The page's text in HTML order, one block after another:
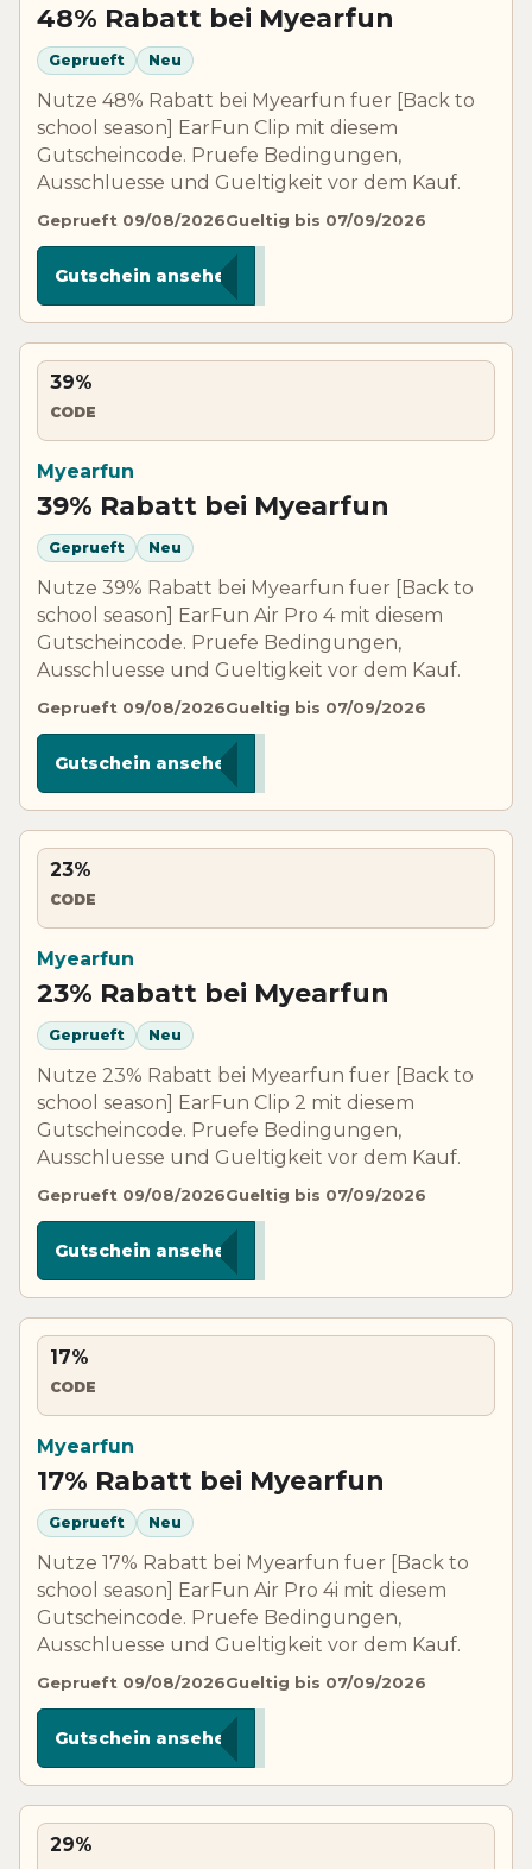
48% Rabatt bei Myearfun
Geprueft Neu
Nutze 48% Rabatt bei Myearfun fuer [Back to
school season] EarFun Clip mit diesem
Gutscheincode. Pruefe Bedingungen,
Ausschluesse und Gueltigkeit vor dem Kauf.
Geprueft 09/08/2026Gueltig bis 07/09/2026
Gutschein ansehen
39%
CODE
Myearfun
39% Rabatt bei Myearfun
Geprueft Neu
Nutze 39% Rabatt bei Myearfun fuer [Back to
school season] EarFun Air Pro 4 mit diesem
Gutscheincode. Pruefe Bedingungen,
Ausschluesse und Gueltigkeit vor dem Kauf.
Geprueft 09/08/2026Gueltig bis 07/09/2026
Gutschein ansehen
23%
CODE
Myearfun
23% Rabatt bei Myearfun
Geprueft Neu
Nutze 23% Rabatt bei Myearfun fuer [Back to
school season] EarFun Clip 2 mit diesem
Gutscheincode. Pruefe Bedingungen,
Ausschluesse und Gueltigkeit vor dem Kauf.
Geprueft 09/08/2026Gueltig bis 07/09/2026
Gutschein ansehen
17%
CODE
Myearfun
17% Rabatt bei Myearfun
Geprueft Neu
Nutze 17% Rabatt bei Myearfun fuer [Back to
school season] EarFun Air Pro 4i mit diesem
Gutscheincode. Pruefe Bedingungen,
Ausschluesse und Gueltigkeit vor dem Kauf.
Geprueft 09/08/2026Gueltig bis 07/09/2026
Gutschein ansehen
29%